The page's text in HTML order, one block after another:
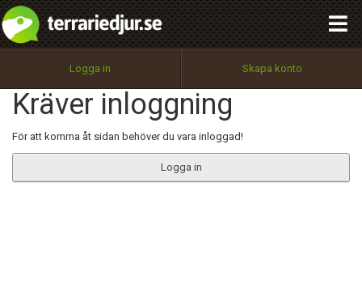
Logga in Skapa konto
Kräver inloggning
För att komma åt sidan behöver du vara inloggad!
Logga in
Utför
100%
OK
integritetspolicy
Namn:
Epost:
Begär nytt lösenord
Tillbaka till förstasidan